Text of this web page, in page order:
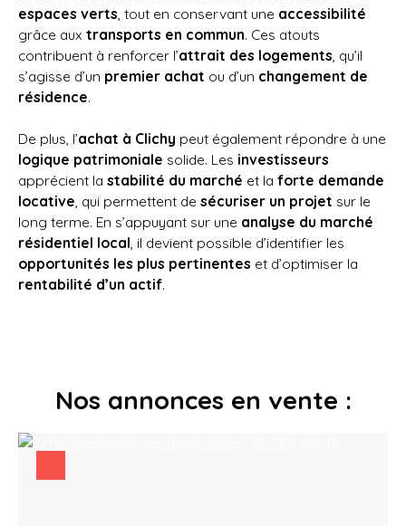
espaces verts, tout en conservant une accessibilité
grâce aux transports en commun. Ces atouts
contribuent à renforcer l’attrait des logements, qu’il
s’agisse d’un premier achat ou d’un changement de
résidence.
De plus, l’achat à Clichy peut également répondre à une
logique patrimoniale solide. Les investisseurs
apprécient la stabilité du marché et la forte demande
locative, qui permettent de sécuriser un projet sur le
long terme. En s’appuyant sur une analyse du marché
résidentiel local, il devient possible d’identifier les
opportunités les plus pertinentes et d’optimiser la
rentabilité d’un actif.
Nos annonces en vente :